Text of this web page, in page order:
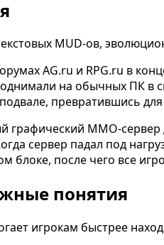
MUD-ов,
AG.ru и RPG.ru в
на обычных ПК в
превратившись
графический MMO-сервер
сервер падал под
блоке, после чего все
понятия
игрокам быстрее